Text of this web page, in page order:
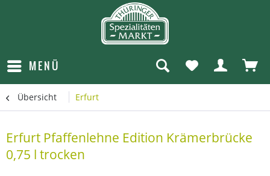
MENÜ
Übersicht Erfurt
Erfurt Pfaffenlehne Edition Krämerbrücke
0,75 l trocken